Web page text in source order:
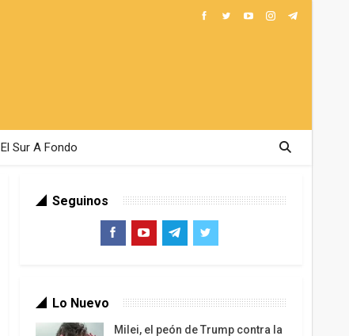
El Sur A Fondo
Seguinos
Lo Nuevo
Milei, el peón de Trump contra la